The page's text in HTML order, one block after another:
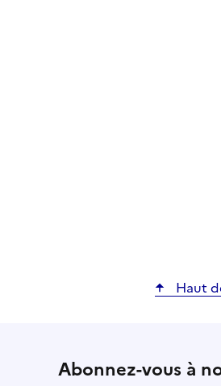
Haut
Abonnez-vous à